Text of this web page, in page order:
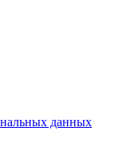
данных